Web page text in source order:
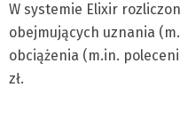
W systemie Elixir
obejmujących uznania
obciążenia (m.in.
zł.